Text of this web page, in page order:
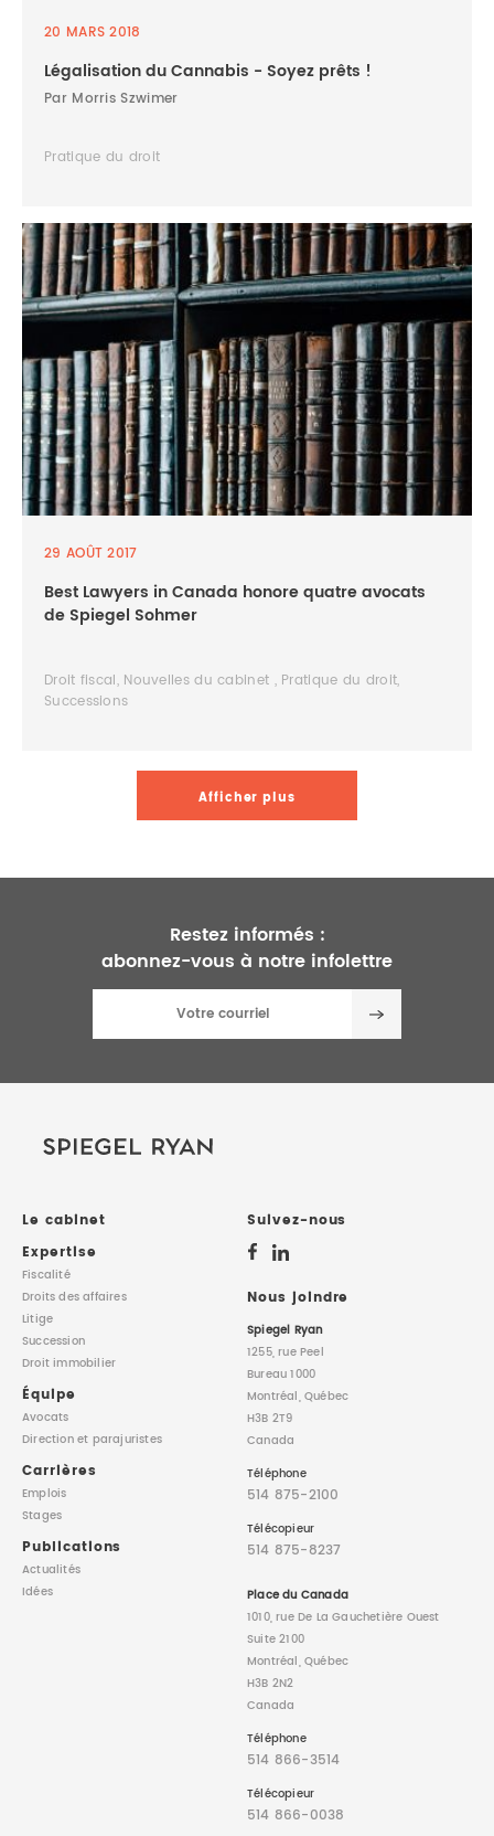
20 MARS 2018
Légalisation du Cannabis - Soyez prêts !
Par Morris Szwimer
Pratique du droit
29 AOÛT 2017
Best Lawyers in Canada honore quatre avocats
de Spiegel Sohmer
Droit fiscal, Nouvelles du cabinet , Pratique du droit,
Successions
Afficher plus
Restez informés :
abonnez-vous à notre infolettre
Le cabinet
Expertise
Fiscalité
Droits des affaires
Litige
Succession
Droit immobilier
Équipe
Avocats
Directionet parajuristes
Carrières
Emplois
Stages
Publications
Actualités
Idées
Suivez-nous
Nous joindre
Spiegel Ryan
1255, rue Peel
Bureau 1000
Montréal, Québec
H3B 2T9
Canada
Téléphone
514 875-2100
Télécopieur
514 875-8237
Place du Canada
1010, rue De La Gauchetière Ouest
Suite 2100
Montréal, Québec
H3B 2N2
Canada
Téléphone
514 866-3514
Télécopieur
514 866-0038